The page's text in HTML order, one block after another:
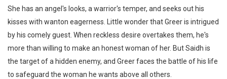
She has an angel's looks, a warrior's temper, and seeks out his
kisses with wanton eagerness. Little wonder that Greer is intrigued
by his comely guest. When reckless desire overtakes them, he's
more than willing to make an honest woman of her. But Saidh is
the target of a hidden enemy, and Greer faces the battle of his life
to safeguard the woman he wants above all others.